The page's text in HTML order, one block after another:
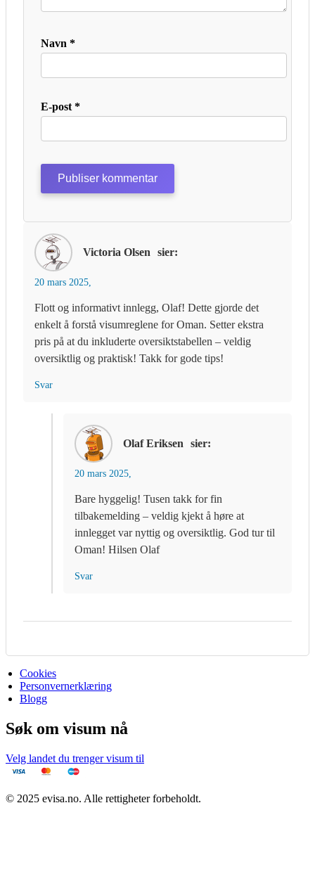
Victoria Olsen sier:
20 mars 2025,
Flott og informativt innlegg, Olaf! Dette gjorde det
enkelt å forstå visumreglene for Oman. Setter ekstra
pris på at du inkluderte oversiktstabellen – veldig
oversiktlig og praktisk! Takk for gode tips!
Svar
Olaf Eriksen sier:
20 mars 2025,
Bare hyggelig! Tusen takk for fin
tilbakemelding – veldig kjekt å høre at
innlegget var nyttig og oversiktlig. God tur til
Oman! Hilsen Olaf
Svar
Navn *
E-post*
Cookies
Personvernerklæring
Blogg
Søk om visum nå
Velg landet du trenger visum til
© 2025 evisa.no. Alle rettigheter forbeholdt.